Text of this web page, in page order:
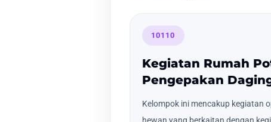
10110
Kegiatan Rumah
Pengepakan
Kelompok ini mencakup kegiatan
hewan yang berkaitan dengan